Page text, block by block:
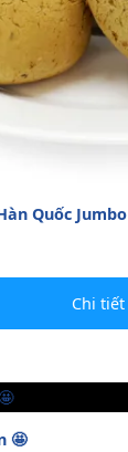
Quốc Jumbo
Chi tiết
🤩